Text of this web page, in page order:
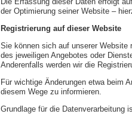
der Optimierung seiner Website –
Registrierung auf dieser Website
Sie können sich auf unserer Website
des jeweiligen Angebotes oder
Anderenfalls werden wir die
Für wichtige Änderungen etwa beim
diesem Wege zu informieren.
Grundlage für die Datenverarbeitung